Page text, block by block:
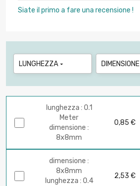
Siate il primo a fare una recensione !
LUNGHEZZA  DIMENSIONE
lunghezza : 0.1
Meter
dimensione :
8x8mm
0,85 €
dimensione :
8x8mm
lunghezza : 0.4
2,53 €